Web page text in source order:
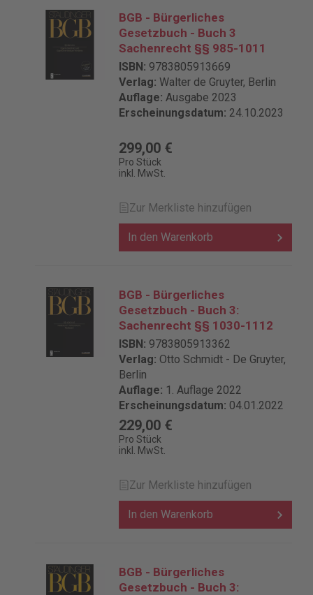
BGB - Bürgerliches
Gesetzbuch - Buch 3
Sachenrecht §§ 985-1011
ISBN: 9783805913669
Verlag: Walter de Gruyter, Berlin
Auflage: Ausgabe 2023
Erscheinungsdatum: 24.10.2023
299,00 €
Pro Stück
inkl. MwSt.
Zur Merkliste hinzufügen
In den Warenkorb
BGB - Bürgerliches
Gesetzbuch - Buch 3:
Sachenrecht §§ 1030-1112
ISBN: 9783805913362
Verlag: Otto Schmidt - De Gruyter,
Berlin
Auflage: 1. Auflage 2022
Erscheinungsdatum: 04.01.2022
229,00 €
Pro Stück
inkl. MwSt.
Zur Merkliste hinzufügen
In den Warenkorb
BGB - Bürgerliches
Gesetzbuch - Buch 3: